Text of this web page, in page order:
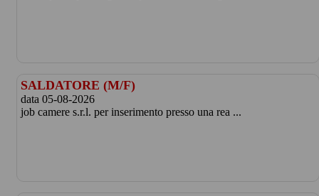
SALDATORE (M/F)
data 05-08-2026
job camere s.r.l. per inserimento presso una rea ...